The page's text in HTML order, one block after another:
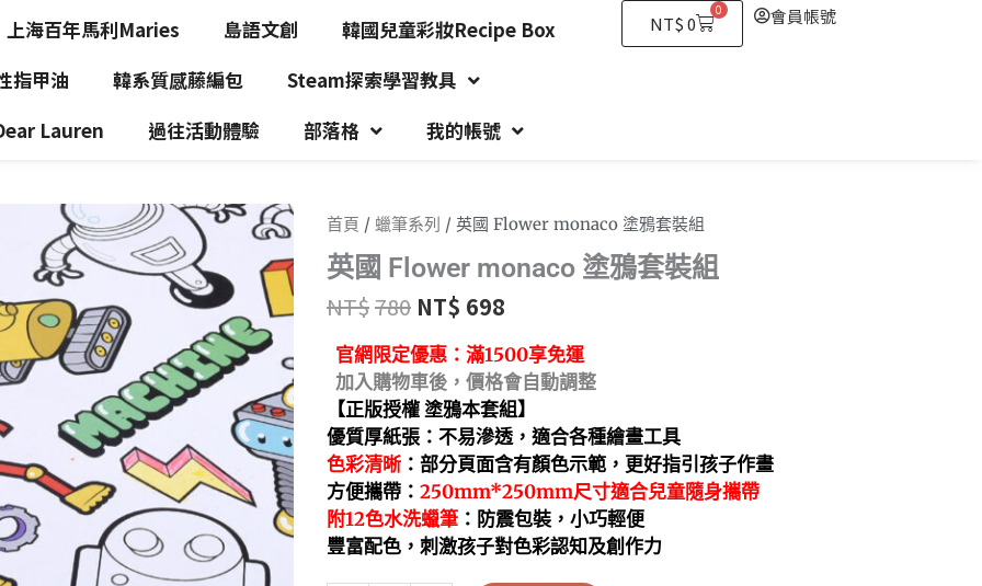
上海百年馬利Maries 島語文創
韓國兒童彩妝Recipe Box
指甲油
韓系質感藤編包
Steam探索學習教具
Lauren
過往活動體驗 部落格 我的帳號
NT$ 0
0
購
物
會員帳號
首頁 / 蠟筆系列 / 英國 Flower monaco 塗鴉套裝組
英國 Flower monaco 塗鴉套裝組
NT$780 NT$ 698
官網限定優惠： 滿1500享免運
加入購物車後，價格會自動調整
【正版授權 塗鴉本套組】
優質厚紙張：不易滲透，適合各種繪畫工具
色彩清晰 ：部分頁面含有顏色示範，更好指引孩子作畫
方便攜帶： 250mm*250mm尺寸適合兒童隨身攜帶
附12色水洗蠟筆 ：防震包裝，小巧輕便
豐富配色，刺激孩子對色彩認知及創作力